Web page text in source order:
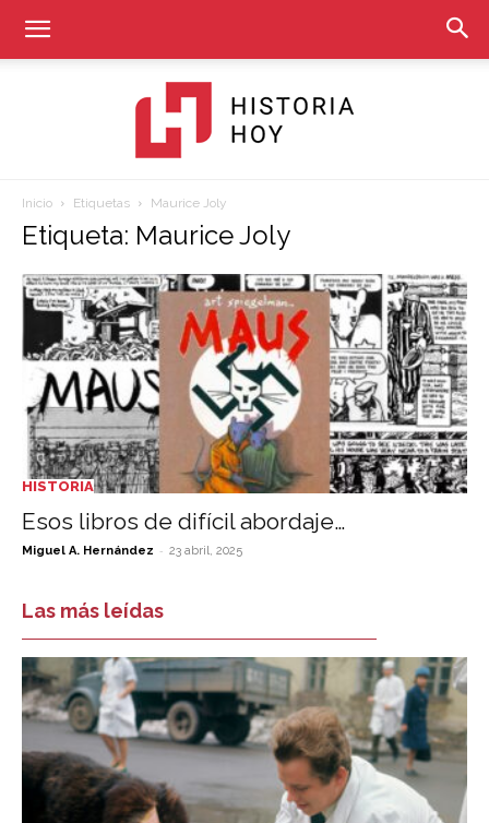
Hoy
Inicio Etiquetas Maurice Joly
Etiqueta: Maurice Joly
HISTORIA
Esos libros de difícil abordaje…
Miguel A. Hernández - 23 abril, 2025
Las más leídas